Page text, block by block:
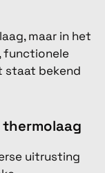
maar in het
functionele
staat bekend
uitrusting